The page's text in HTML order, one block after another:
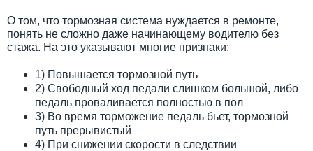
О том, что тормозная система нуждается в ремонте,
понять не сложно даже начинающему водителю без
стажа. На это указывают многие признаки:
1) Повышается тормозной путь
2) Свободный ход педали слишком большой, либо
педаль проваливается полностью в пол
3) Во время торможение педаль бьет, тормозной
путь прерывистый
4) При снижении скорости в следствии